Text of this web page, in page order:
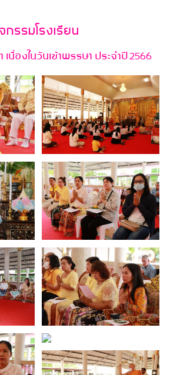
กรรมโรงเรียน
นื่องในวันเข้าพรรษา ประจำปี 2566